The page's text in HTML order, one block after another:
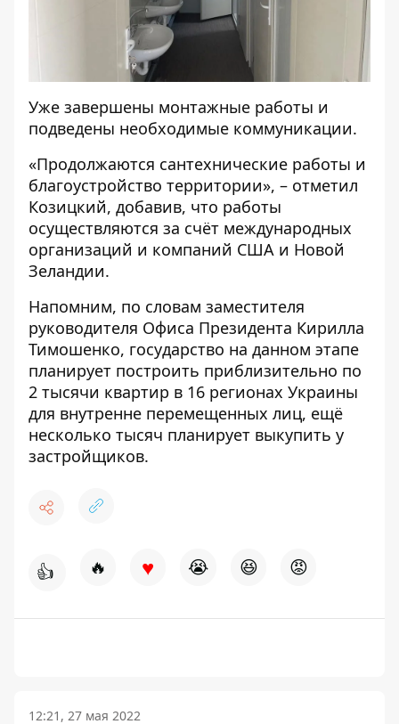
Уже завершены монтажные работы и
подведены необходимые коммуникации.
«Продолжаются сантехнические работы и
благоустройство территории», – отметил
Козицкий, добавив, что работы
осуществляются за счёт международных
организаций и компаний США и Новой
Зеландии.
Напомним, по словам заместителя
руководителя Офиса Президента Кирилла
Тимошенко, государство на данном этапе
планирует построить приблизительно по
2 тысячи квартир в 16 регионах Украины
для внутренне перемещенных лиц, ещё
несколько тысяч планирует выкупить у
застройщиков.
👍 🔥 ♥ 😭 😆 😡
12:21, 27 мая 2022